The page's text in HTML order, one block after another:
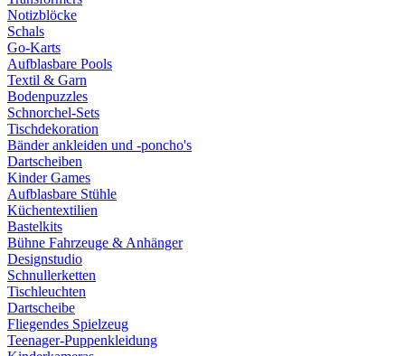
Notizblöcke
Schals
Go-Karts
Aufblasbare Pools
Textil & Garn
Bodenpuzzles
Schnorchel-Sets
Tischdekoration
Bänder ankleiden und -poncho's
Dartscheiben
Kinder Games
Aufblasbare Stühle
Küchentextilien
Bastelkits
Bühne Fahrzeuge & Anhänger
Designstudio
Schnullerketten
Tischleuchten
Dartscheibe
Fliegendes Spielzeug
Teenager-Puppenkleidung